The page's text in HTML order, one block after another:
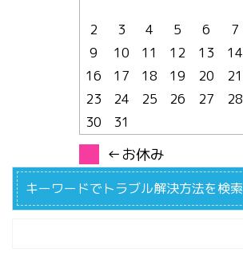
2
3 4 5 6 7
9
10 11 12 13 14
16
17 18 19 20 21
23
24 25 26 27 28
30
31
←お休み
キーワードでトラブル解決方法を検索